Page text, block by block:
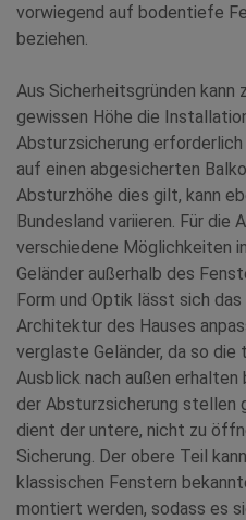
vorwiegend auf bodentiefe
beziehen.
Aus Sicherheitsgründen kann
gewissen Höhe die
Absturzsicherung
auf einen abgesicherten
Absturzhöhe dies gilt, kann
Bundesland variieren. Für die
verschiedene Möglichkeiten
Geländer außerhalb des
Form und Optik lässt sich das
Architektur des Hauses
verglaste Geländer, da so
Ausblick nach außen
der Absturzsicherung stellen
dient der untere, nicht zu
Sicherung. Der obere Teil
klassischen Fenstern
montiert werden, sodass es